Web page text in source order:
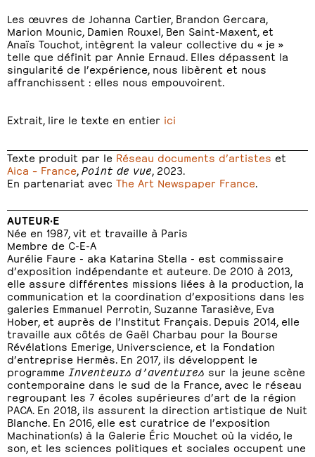
Les œuvres de Johanna Cartier, Brandon Gercara,
Marion Mounic, Damien Rouxel, Ben Saint-Maxent, et
Anaïs Touchot, intègrent la valeur collective du « je »
telle que définit par Annie Ernaud. Elles dépassent la
singularité de l’expérience, nous libèrent et nous
affranchissent : elles nous empouvoirent.
Extrait, lire le texte en entier ici
Texte produit par le Réseau documents d’artistes et
Aica – France Point de vue , 2023.
En partenariat avec The Art Newspaper France
AUTEUR·E
Née en 1987, vit et travaille à Paris
Membre de C-E-A
Aurélie Faure - aka Katarina Stella - est commissaire
d’exposition indépendante et auteure. De 2010 à 2013,
elle assure différentes missions liées à la production, la
communication et la coordination d’expositions dans les
galeries Emmanuel Perrotin, Suzanne Tarasiève, Eva
Hober, et auprès de l’Institut Français. Depuis 2014, elle
travaille aux côtés de Gaël Charbau pour la Bourse
Révélations Emerige, Universcience, et la Fondation
d’entreprise Hermès. En 2017, ils développent le
programme Inventeurs d’aventures sur la jeune scène
contemporaine dans le sud de la France, avec le réseau
regroupant les 7 écoles supérieures d’art de la région
PACA. En 2018, ils assurent la direction artistique de Nuit
Blanche. En 2016, elle est curatrice de l’exposition
Machination(s) à la Galerie Éric Mouchet où la vidéo, le
son, et les sciences politiques et sociales occupent une